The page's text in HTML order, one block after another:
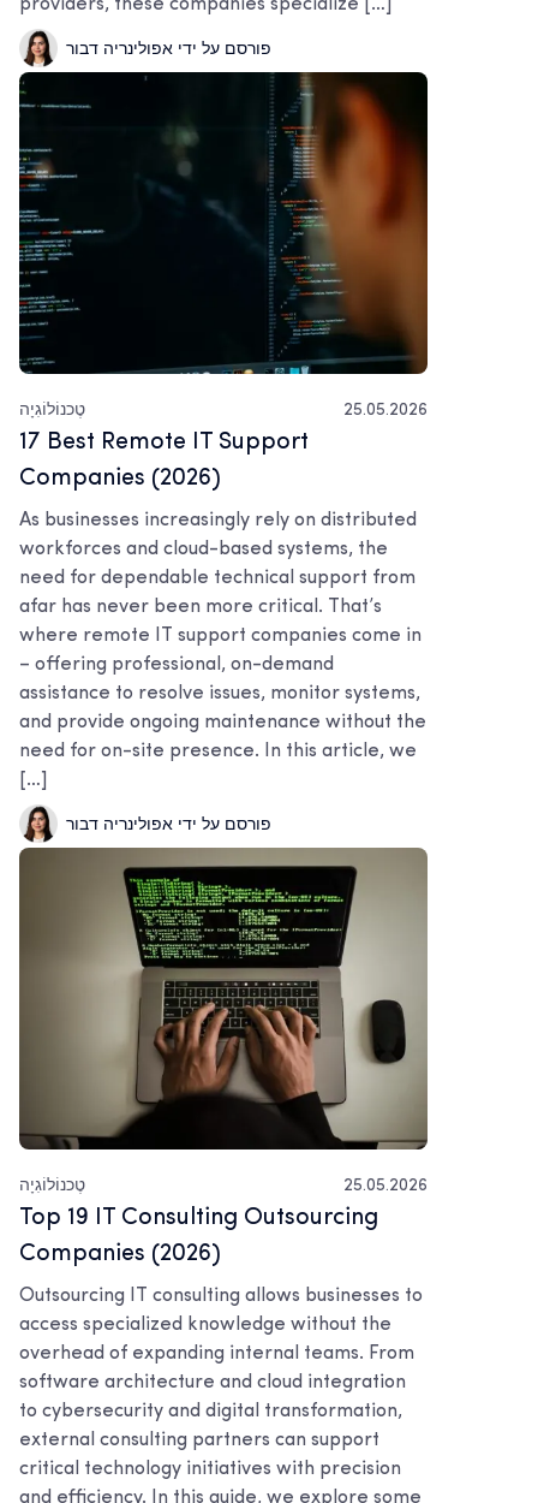
providers, these companies specialize […]
פורסם על ידי אפולינריה דבור
טֶכנוֹלוֹגִיָה 25.05.2026
17 Best Remote IT Support
Companies (2026)
As businesses increasingly rely on distributed
workforces and cloud-based systems, the
need for dependable technical support from
afar has never been more critical. That’s
where remote IT support companies come in
– offering professional, on-demand
assistance to resolve issues, monitor systems,
and provide ongoing maintenance without the
need for on-site presence. In this article, we
[…]
פורסם על ידי אפולינריה דבור
טֶכנוֹלוֹגִיָה 25.05.2026
Top 19 IT Consulting Outsourcing
Companies (2026)
Outsourcing IT consulting allows businesses to
access specialized knowledge without the
overhead of expanding internal teams. From
software architecture and cloud integration
to cybersecurity and digital transformation,
external consulting partners can support
critical technology initiatives with precision
and efficiency. In this guide, we explore some